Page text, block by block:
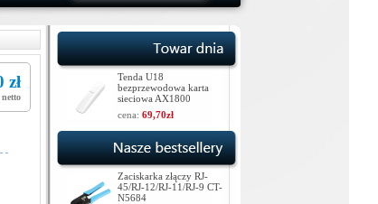
zł
netto
Tenda U18
bezprzewodowa karta
sieciowa AX1800
cena: 69,70zł
Zaciskarka złączy RJ-
45/RJ-12/RJ-11/RJ-9 CT-
N5684